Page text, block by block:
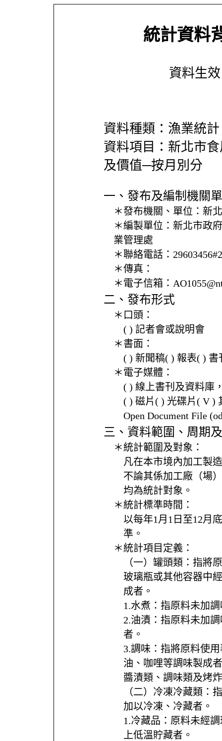
統計資料
資料生
資料種類：漁業統計
資料項目：新北市
及價值─按月別分
一、發布及編制機關
＊發布機關、單位： 新
＊編製單位： 新北市政
業管理處
＊聯絡電話：
＊傳真：
＊電子信箱：
二、發布形式
＊口頭：
( ) 記者會或說明會
＊書面：
( ) 新聞稿( ) 報表( ) 書
＊電子媒體：
( ) 線上書刊及資料庫
( ) 磁片( ) 光碟片( V )
Open Document File
三、資料範圍、周期
＊統計範圍及對象：
凡在本市境內加工製
不論其係加工廠（場
均為統計對象。
＊統計標準時間：
以每年1月1日至12月
準。
＊統計項目定義：
（一）罐頭類：指將
玻璃瓶或其他容器中
成者。
1.水煮：指原料未加
2.油漬：指原料未加
者。
3.調味：指將原料使
油、咖哩等調味製成
醬漬類、調味類及烤
（二）冷凍冷藏類：
加以冷凍、冷藏者。
1.冷藏品：原料未經
上低溫貯藏者。